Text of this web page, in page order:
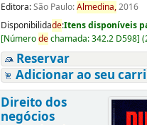
Editora:São Paulo:Almedina,2016
Disponibilidade:Itens disponíveis
[Númerodechamada:342.2 D598]
Reservar
Adicionar ao seu
Direito dos
negócios